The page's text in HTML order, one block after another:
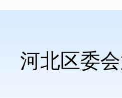
河北区委